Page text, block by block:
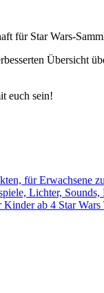
für Star Wars-
Übersicht
euch sein!
Star